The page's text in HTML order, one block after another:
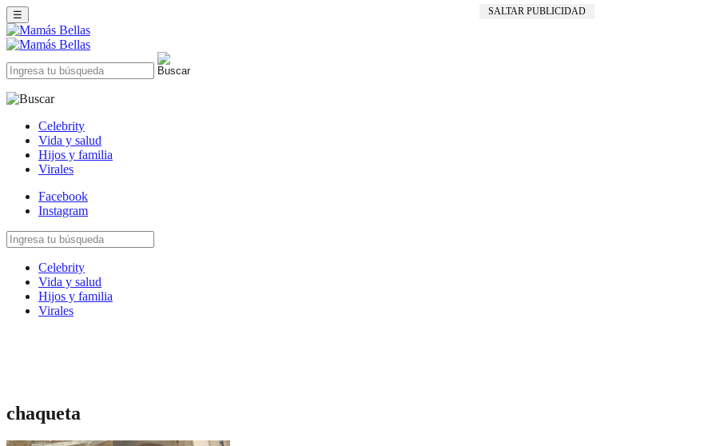
SALTAR PUBLICIDAD
☰
Celebrity
Vida y salud
Hijos y familia
Virales
Facebook
Instagram
Celebrity
Vida y salud
Hijos y familia
Virales
chaqueta